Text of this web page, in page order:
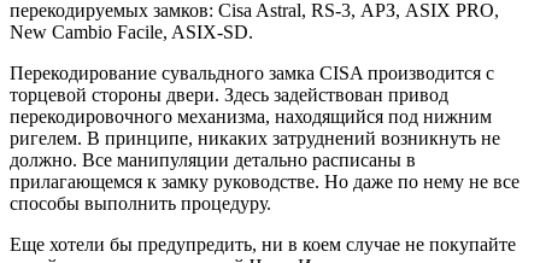
перекодируемых замков: Cisa Astral, RS-3, АРЗ, ASIX PRO,
New Cambio Facile, ASIX-SD.
Перекодирование сувальдного замка CISA производится с
торцевой стороны двери. Здесь задействован привод
перекодировочного механизма, находящийся под нижним
ригелем. В принципе, никаких затруднений возникнуть не
должно. Все манипуляции детально расписаны в
прилагающемся к замку руководстве. Но даже по нему не все
способы выполнить процедуру.
Еще хотели бы предупредить, ни в коем случае не покупайте